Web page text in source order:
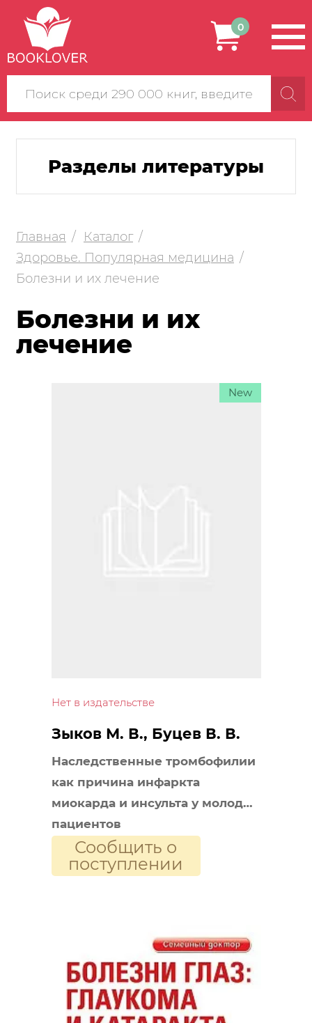
Поиск
по
сайту
0
Разделы литературы
Главная
Каталог
Здоровье. Популярная медицина
Болезни и их лечение
Болезни и их
лечение
Нет в издательстве
Зыков М. В., Буцев В. В.
Наследственные тромбофилии
как причина инфаркта
миокарда и инсульта у молодых
пациентов
New
Сообщить о
поступлении